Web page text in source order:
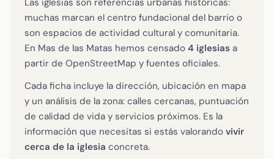
muchas marcan el centro fundacional del barrio o
son espacios de actividad cultural y comunitaria.
En Mas de las Matas hemos censado 4 iglesias a
partir de OpenStreetMap y fuentes oficiales.
Cada ficha incluye la dirección, ubicación en mapa
y un análisis de la zona: calles cercanas, puntuación
de calidad de vida y servicios próximos. Es la
información que necesitas si estás valorando vivir
cerca de la iglesia concreta.